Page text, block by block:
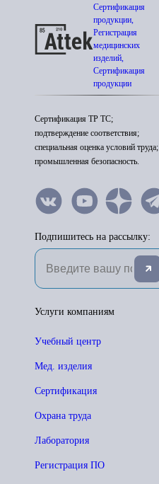
Сертификация
продукции,
Регистрация
медицинских
изделий,
Сертификация
продукции
Сертификация ТР ТС;
подтверждение соответствия;
специальная оценка условий труда;
промышленная безопасность.
Подпишитесь на рассылку:
Услуги компаниям
Учебный центр
Мед. изделия
Сертификация
Охрана труда
Лаборатория
Регистрация ПО